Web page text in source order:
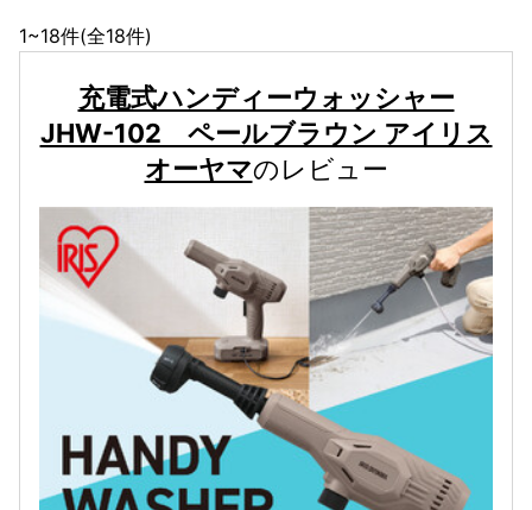
1~18件(全18件)
充電式ハンディーウォッシャー
JHW-102 ペールブラウン アイリス
オーヤマのレビュー